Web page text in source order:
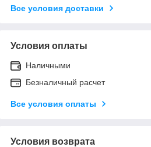
Все условия доставки
Условия оплаты
Наличными
Безналичный расчет
Все условия оплаты
Условия возврата